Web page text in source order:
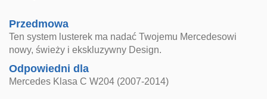
Przedmowa
Ten system lusterek ma nadać Twojemu Mercedesowi
nowy, świeży i ekskluzywny Design.
Odpowiedni dla
Mercedes Klasa C W204 (2007-2014)